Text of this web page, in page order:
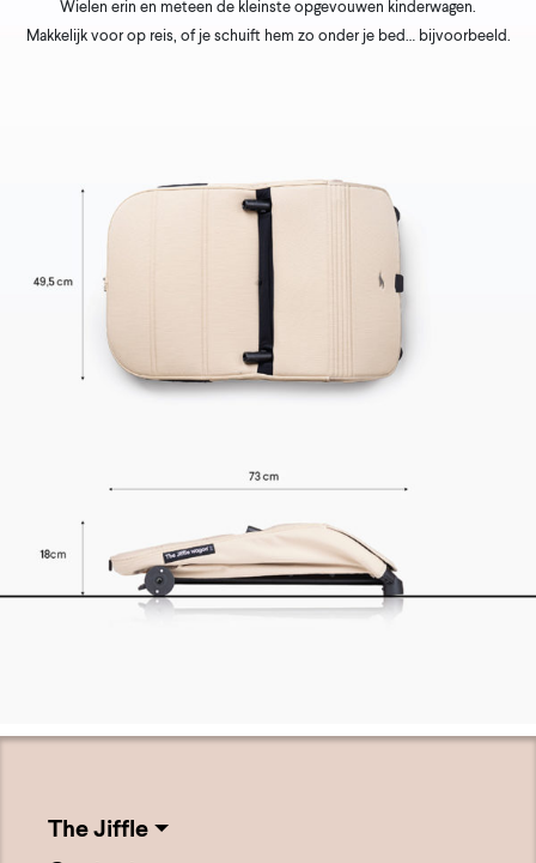
Wielen erin en meteen de kleinste opgevouwen kinderwagen.
Makkelijk voor op reis, of je schuift hem zo onder je bed… bijvoorbeeld.
The Jiffle